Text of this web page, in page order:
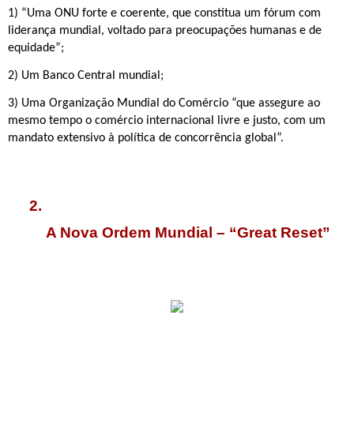
1) “Uma ONU forte e coerente, que constitua um fórum com
liderança mundial, voltado para preocupações humanas e de
equidade”;
2) Um Banco Central mundial;
3) Uma Organização Mundial do Comércio “que assegure ao
mesmo tempo o comércio internacional livre e justo, com um
mandato extensivo à política de concorrência global”.
A Nova Ordem Mundial – “Great Reset”